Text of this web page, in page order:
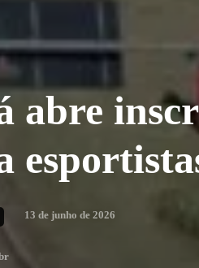
abre
13 de junho de 2026